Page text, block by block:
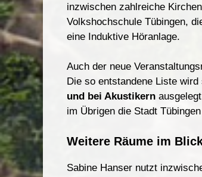
inzwischen zahlreiche
Volkshochschule Tübingen,
eine Induktive Höranlage.
Auch der neue
Die so entstandene Liste
und bei Akustikern
im Übrigen die Stadt
Weitere Räume im
Sabine Hanser nutzt